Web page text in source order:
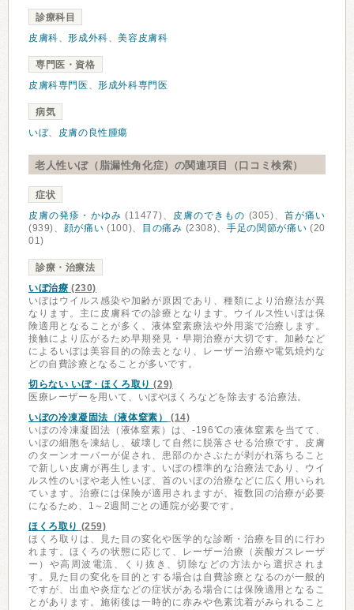
診療科目
皮膚科、形成外科、美容皮膚科
専門医・資格
皮膚科専門医 、形成外科専門医
病気
いぼ、 皮膚の良性腫瘍
老人性いぼ（脂漏性角化症）の関連項目（口コミ検索）
症状
皮膚の発疹・かゆみ (11477)、 皮膚のできもの (305)、首が痛い
(939)、 顔が痛い (100)、 目の痛み (2308)、 手足の関節が痛い (20
01)
診療・治療法
いぼ治療 (230)
いぼはウイルス感染や加齢が原因であり、種類により治療法が異
なります。主に皮膚科での診療となります。ウイルス性いぼは保
険適用となることが多く、液体窒素療法や外用薬で治療します。
接触により広がるため早期発見・早期治療が大切です。加齢など
によるいぼは美容目的の除去となり、レーザー治療や電気焼灼な
どの自費診療となることが多いです。
切らない いぼ・ほくろ取り (29)
医療レーザーを用いて、いぼやほくろなどを除去する治療法。
いぼの冷凍凝固法（液体窒素）
(14)
いぼの冷凍凝固法（液体窒素）は、-196℃の液体窒素を当てて、
いぼの細胞を凍結し、破壊して自然に脱落させる治療です。皮膚
のターンオーバーが促され、患部のかさぶたが剥がれ落ちること
で新しい皮膚が再生します。いぼの標準的な治療法であり、ウイ
ルス性のいぼや老人性いぼ、首のいぼの治療などに広く用いられ
ています。治療には保険が適用されますが、複数回の治療が必要
になるため、1～2週間ごとの通院が必要です。
ほくろ取り (259)
ほくろ取りは、見た目の変化や医学的な診断・治療を目的に行わ
れます。ほくろの状態に応じて、レーザー治療（炭酸ガスレーザ
ー）や高周波電流、くり抜き、切除などの方法から選択されま
す。見た目の変化を目的とする場合は自費診療となるのが一般的
ですが、出血や炎症などの症状がある場合には保険適用となるこ
とがあります。施術後は一時的に赤みや色素沈着がみられること